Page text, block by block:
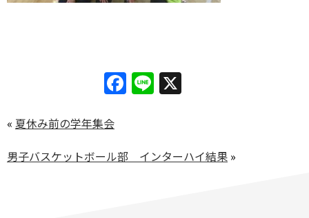
Facebook
Line
« 夏休み前の学年集会
男子バスケットボール部 インターハイ結果 »